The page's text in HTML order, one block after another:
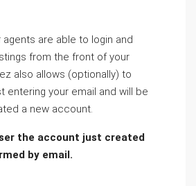
agents are able to login and
from the front of your
also allows (optionally) to
entering your email and will be
a new account.
the account just created
by email.